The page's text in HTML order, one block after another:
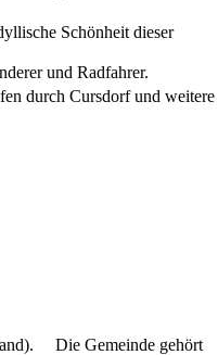
Schönheit dieser
und Radfahrer.
durch Cursdorf und weitere
Die Gemeinde gehört